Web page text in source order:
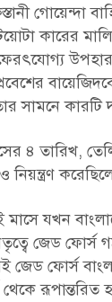
গোয়েন্দা
কারের
প্রবেশের
সামনে কারটি
৪ তারিখ,
নিয়ন্ত্রণ
যখন
জেড ফোর্স
ফোর্স
রূপান্তরিত